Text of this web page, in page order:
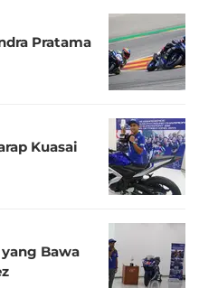
Pratama
Kuasai
Bawa